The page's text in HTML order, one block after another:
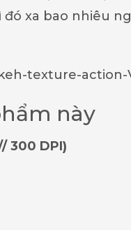
xa bao nhiêu
này
300 DPI)